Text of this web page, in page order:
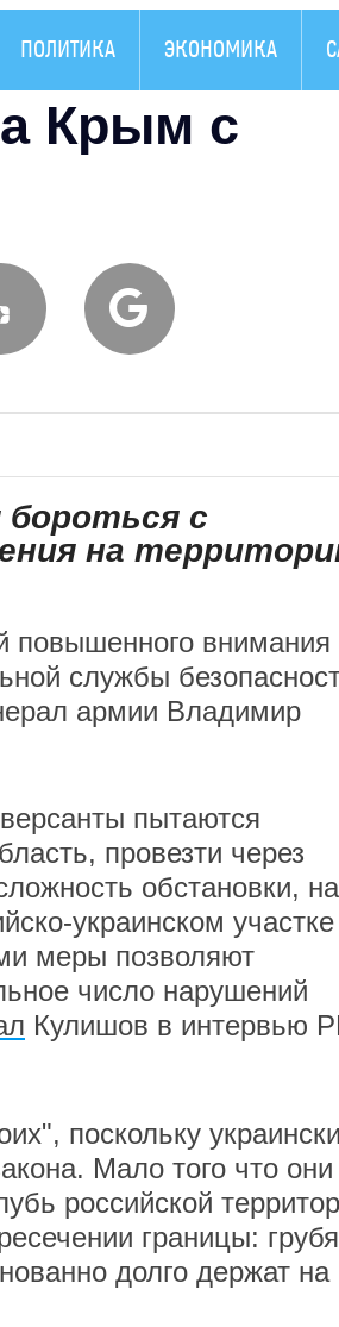
ПОЛИТИКА ЭКОНОМИКА
Крым с
бороться с
на
повышенного внимания
службы
армии Владимир
пытаются
провезти через
обстановки,
украинском участке
меры позволяют
число нарушений
Кулишов в интервью
поскольку
Мало того что они
российской
границы:
долго держат на